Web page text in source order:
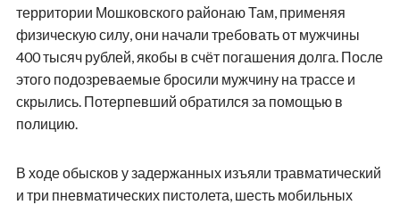
территории Мошковского районаю Там, применяя
физическую силу, они начали требовать от мужчины
400 тысяч рублей, якобы в счёт погашения долга. После
этого подозреваемые бросили мужчину на трассе и
скрылись. Потерпевший обратился за помощью в
полицию.
В ходе обысков у задержанных изъяли травматический
и три пневматических пистолета, шесть мобильных